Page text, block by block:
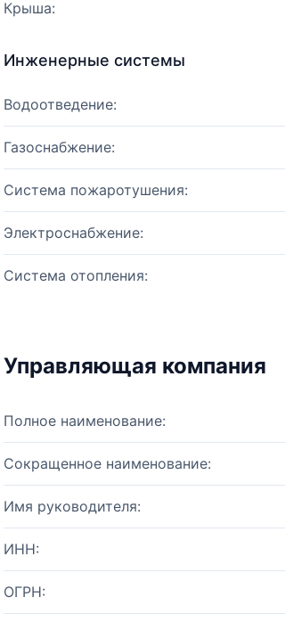
Крыша:
Инженерные системы
Водоотведение:
Газоснабжение:
Система пожаротушения:
Электроснабжение:
Система отопления:
Управляющая компания
Полное наименование:
Сокращенное наименование:
Имя руководителя:
ИНН:
ОГРН: